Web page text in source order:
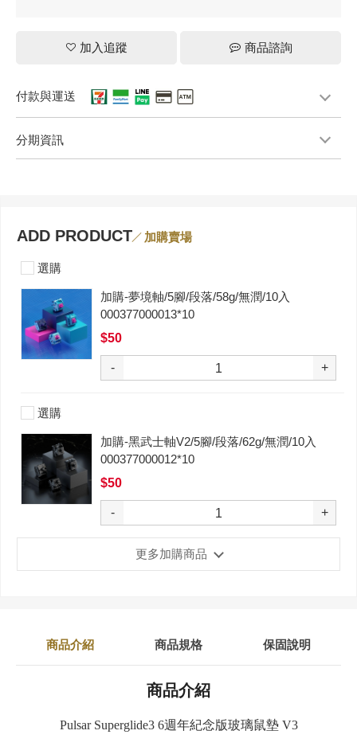
加入追蹤 商品諮詢
付款與運送
分期資訊
ADD PRODUCT 加購賣場
選購
加購-夢境軸/5腳/段落/58g/無潤/10入
000377000013*10
$50
- +
選購
加購-黑武士軸V2/5腳/段落/62g/無潤/10入
000377000012*10
$50
- +
更多加購商品
商品介紹 商品規格 保固說明
商品介紹
Pulsar Superglide3 6週年紀念版玻璃鼠墊 V3